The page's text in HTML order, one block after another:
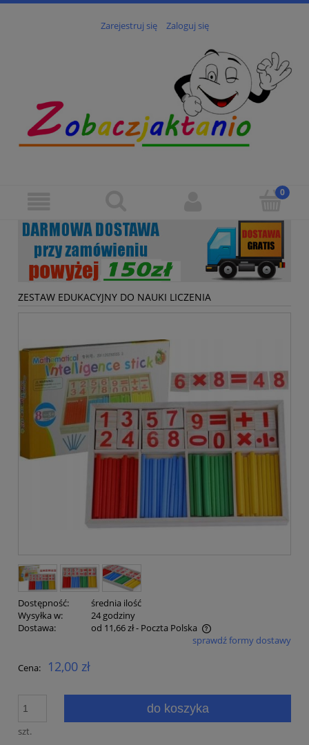
Zarejestruj się Zaloguj się
ZESTAW EDUKACYJNY DO NAUKI LICZENIA
Dostępność:
średnia ilość
Wysyłka w:
24 godziny
Dostawa:
od 11,66 zł- Poczta Polska
Cena nie zawiera ewentualnych kosztów płatnościsprawdź formy dostawy
Cena: 12,00 zł
szt.
do koszyka